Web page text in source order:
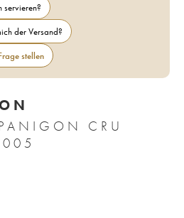
servieren?
der Versand?
stellen
CRU
2005